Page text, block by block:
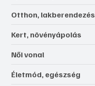
Otthon, lakberendezés
Kert, növényápolás
Női vonal
Életmód, egészség